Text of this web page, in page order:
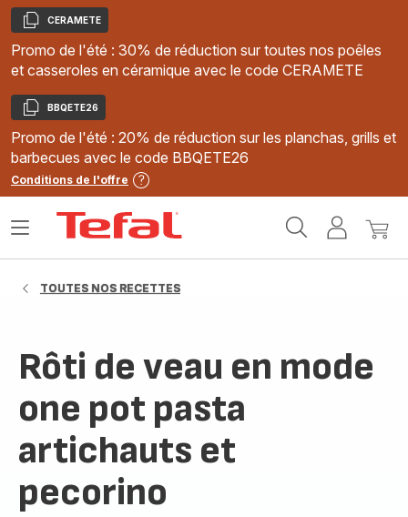
Copier
CERAMETE
Promo de l'été : 30% de réduction sur toutes nos poêles
et casseroles en céramique avec le code CERAMETE
Copier
BBQETE26
Promo de l'été : 20% de réduction sur les planchas, grills et
barbecues avec le code BBQETE26
Conditions de l'offre
MonMon
Ouvrir
TOUTES NOS RECETTES
Rôti de veau en mode
one pot pasta
artichauts et
pecorino